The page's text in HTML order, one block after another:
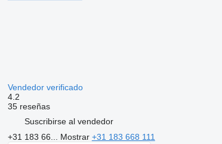
Vendedor verificado
4.2
35 reseñas
Suscribirse al vendedor
+31 183 66... Mostrar +31 183 668 111